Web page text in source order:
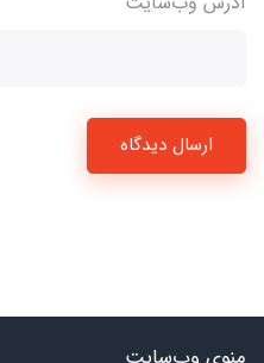
ارسال دیدگاه